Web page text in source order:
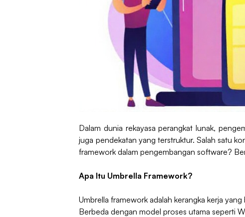
Dalam dunia rekayasa perangkat lunak,
juga pendekatan yang terstruktur. Salah satu
framework dalam pengembangan software?
Apa Itu Umbrella Framework?
Umbrella framework adalah kerangka kerja
Berbeda dengan model proses utama seperti